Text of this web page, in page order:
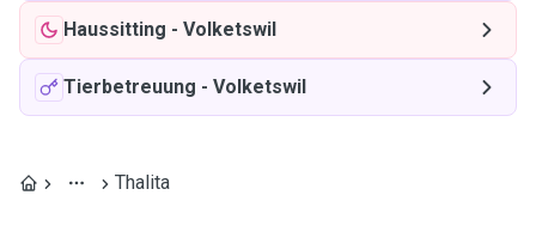
Haussitting - Volketswil
Tierbetreuung - Volketswil
Thalita